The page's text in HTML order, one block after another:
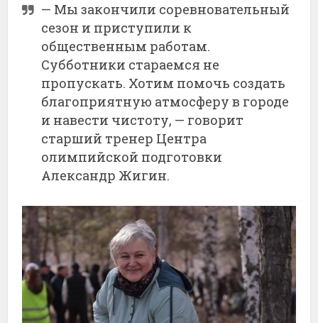
— Мы закончили соревновательный
сезон и приступили к
общественным работам.
Субботники стараемся не
пропускать. Хотим помочь создать
благоприятную атмосферу в городе
и навести чистоту, — говорит
старший тренер Центра
олимпийской подготовки
Александр Жигин.